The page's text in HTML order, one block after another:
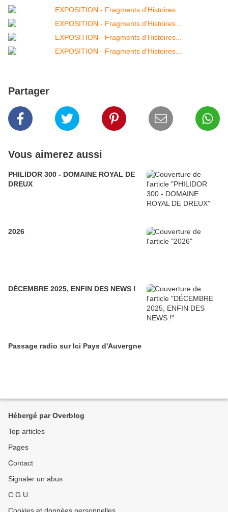
Partager
Vous aimerez aussi
PHILIDOR 300 - DOMAINE ROYAL DE
DREUX
2026
DÉCEMBRE 2025, ENFIN DES NEWS !
Passage radio sur Ici Pays d'Auvergne
Hébergé par Overblog
Top articles
Pages
Contact
Signaler un abus
C.G.U.